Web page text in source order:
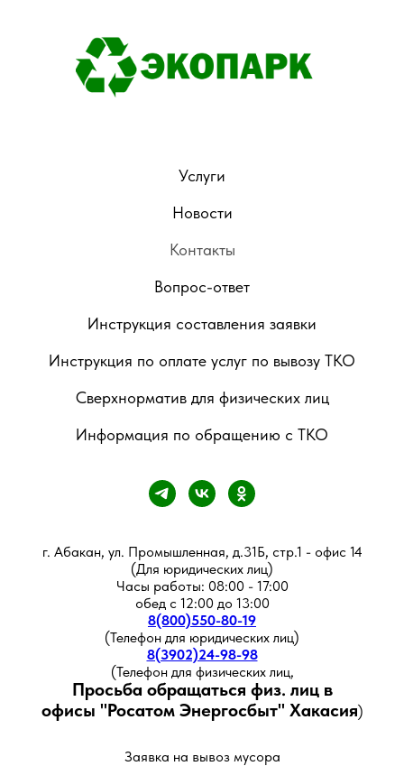
Услуги
Новости
Контакты
Вопрос-ответ
Инструкция составления заявки
Инструкция по оплате услуг по вывозу ТКО
Сверхнорматив для физических лиц
Информация по обращению с ТКО
г. Абакан, ул. Промышленная, д.31Б, стр.1 - офис 14
(Для юридических лиц)
Часы работы: 08:00 - 17:00
обед с 12:00 до 13:00
8(800)550-80-19
(Телефон для юридических лиц)
8(3902)24-98-98
(Телефон для физических лиц,
Просьба обращаться физ. лиц в
офисы "Росатом Энергосбыт" Хакасия)
Заявка на вывоз мусора